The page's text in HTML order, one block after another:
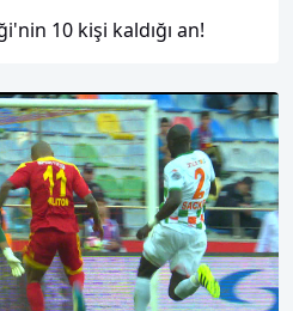
10 kişi kaldığı an!